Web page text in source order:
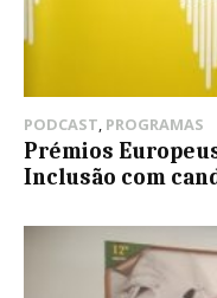
PODCAST, PROGRAMAS
Prémios
Inclusão com